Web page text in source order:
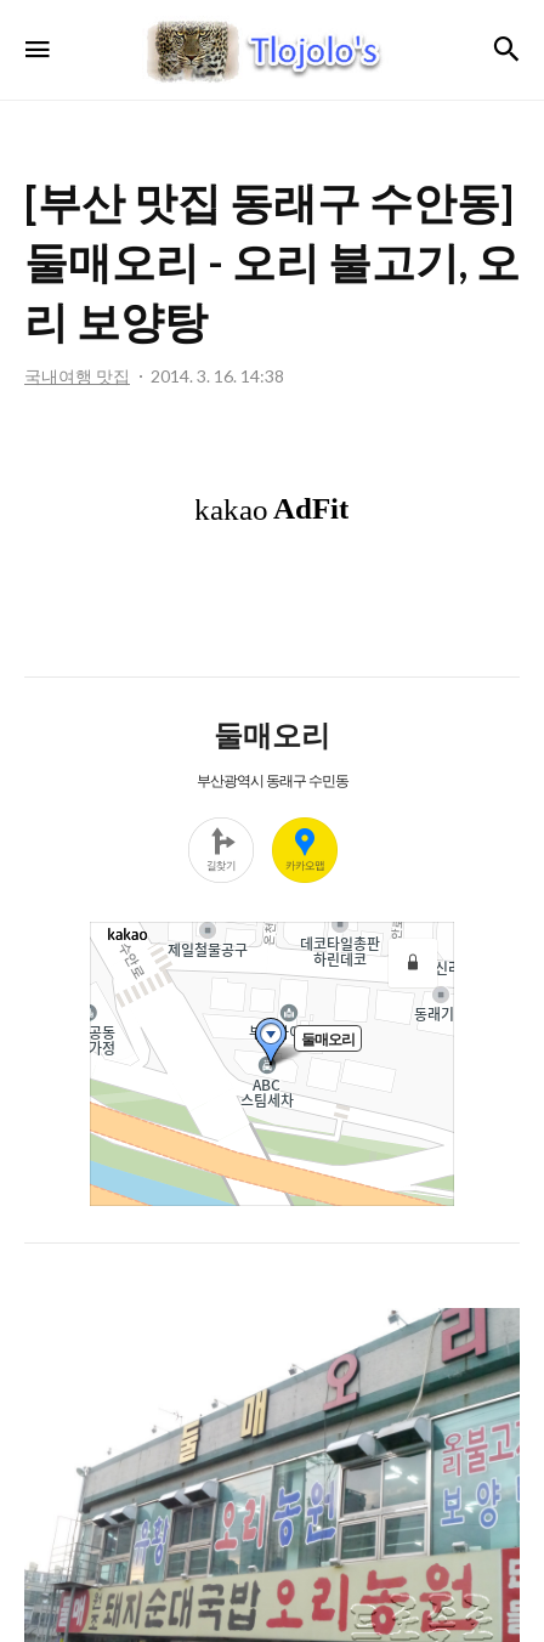
트
로
[부산 맛집 동래구 수안동]
둘매오리 - 오리 불고기, 오
리 보양탕
국내여행 맛집 2014. 3. 16. 14:38